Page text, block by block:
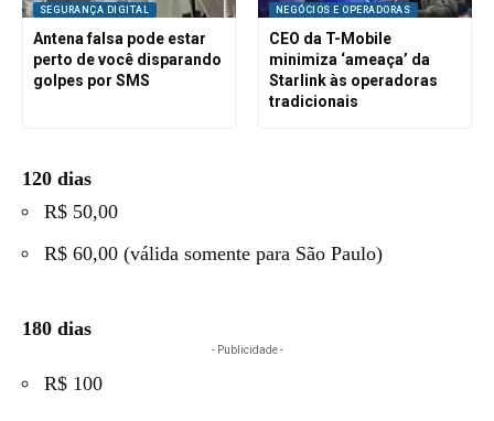
SEGURANÇA DIGITAL
Antena falsa pode estar
perto de você disparando
golpes por SMS
NEGÓCIOS E OPERADORAS
CEO da T-Mobile
minimiza ‘ameaça’ da
Starlink às operadoras
tradicionais
120 dias
R$ 50,00
R$ 60,00 (válida somente para São Paulo)
180 dias
- Publicidade -
R$ 100